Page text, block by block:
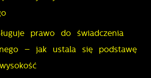
prawo do świadczenia
– jak ustala się podstawę
nasze treści w postaci